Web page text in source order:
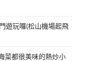
遊玩囉(松山機場起飛
菜都很美味的熱炒小